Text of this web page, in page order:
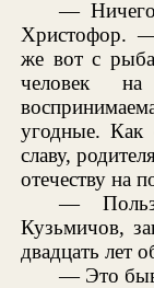
—
Христофор.
же вот с
человек
угодные. Как
славу,
отечеству на
—
Кузьмичов,
двадцать лет
— Это